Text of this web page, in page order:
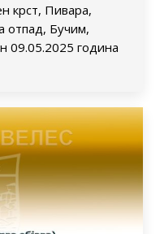
крст, Пивара,
отпад, Бучим,
09.05.2025 година